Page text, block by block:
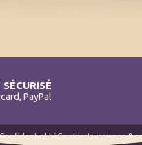
PayPal
CookiesLivraisons &